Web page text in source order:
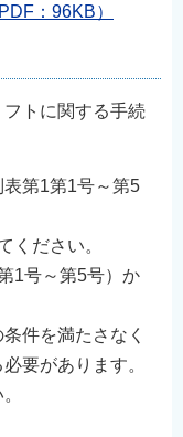
：96KB）
トに関する手続
第1第1号～第5
ださい。
号～第5号）か
を満たさなく
要があります。